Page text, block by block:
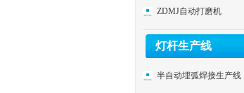
ZDMJ自动打磨机
灯杆生产线
半自动埋弧焊接生产线